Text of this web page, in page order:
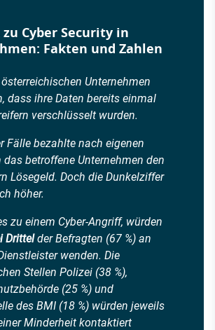
Cyber Security in
Fakten und Zahlen
Unternehmen
dass ihre Daten bereits einmal
verschlüsselt wurden.
Fälle bezahlte nach eigenen
das betroffene Unternehmen den
Lösegeld. Doch die Dunkelziffer
höher.
zu einem Cyber-Angriff, würden
Drittelder Befragten (67 %) an
wenden. Die
Stellen Polizei (38 %),
(25 %) und
des BMI (18 %) würden jeweils
Minderheit kontaktiert